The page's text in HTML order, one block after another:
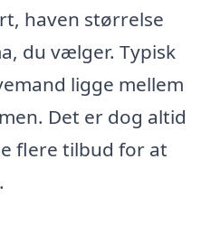
haven størrelse
du vælger. Typisk
ligge mellem
Det er dog altid
flere tilbud for at